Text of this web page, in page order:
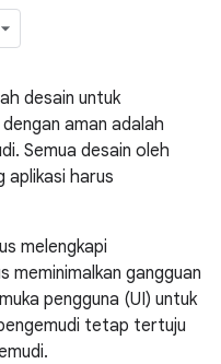
desain untuk
aman adalah
Semua desain oleh
aplikasi harus
melengkapi
meminimalkan gangguan
pengguna (UI) untuk
tetap tertuju